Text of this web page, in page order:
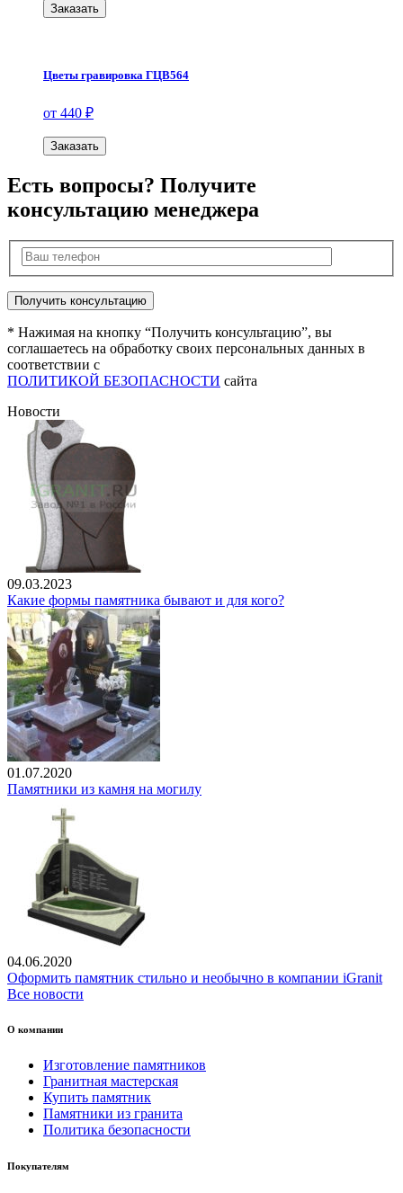
Заказать
Цветы гравировка ГЦВ564
от 440 ₽
Заказать
Есть вопросы? Получите
консультацию менеджера
* Нажимая на кнопку “Получить консультацию”, вы
соглашаетесь на обработку своих персональных данных в
соответствии с
ПОЛИТИКОЙ БЕЗОПАСНОСТИ сайта
Новости
09.03.2023
Какие формы памятника бывают и для кого?
01.07.2020
Памятники из камня на могилу
04.06.2020
Оформить памятник стильно и необычно в компании iGranit
Все новости
О компании
Изготовление памятников
Гранитная мастерская
Купить памятник
Памятники из гранита
Политика безопасности
Покупателям